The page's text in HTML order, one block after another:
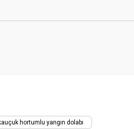
hortumlu yangın dolabı